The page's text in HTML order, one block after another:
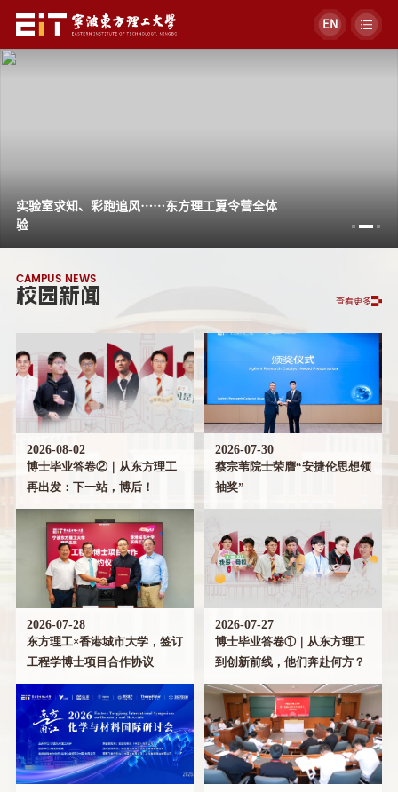
EN
实验室求知、彩跑追风……东方理工夏令营全体
验
CAMPUS NEWS
校园新闻 查看更多
2026-08-02
博士毕业答卷②｜从东方理工
再出发：下一站，博后！
2026-07-30
蔡宗苇院士荣膺“安捷伦思想领
袖奖”
2026-07-28
东方理工×香港城市大学，签订
工程学博士项目合作协议
2026-07-27
博士毕业答卷①｜从东方理工
到创新前线，他们奔赴何方？